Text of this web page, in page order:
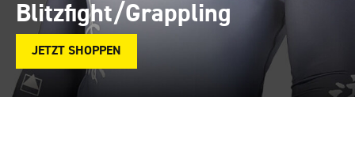
Blitzfight/Grappling
JETZT SHOPPEN